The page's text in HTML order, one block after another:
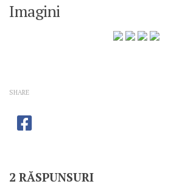
Imagini
SHARE
2 RĂSPUNSURI